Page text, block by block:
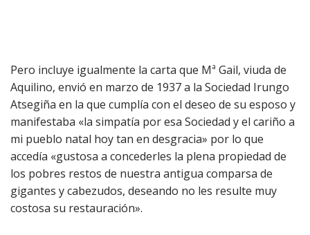
Pero incluye igualmente la carta que Mª Gail, viuda de
Aquilino, envió en marzo de 1937 a la Sociedad Irungo
Atsegiña en la que cumplía con el deseo de su esposo y
manifestaba «la simpatía por esa Sociedad y el cariño a
mi pueblo natal hoy tan en desgracia» por lo que
accedía «gustosa a concederles la plena propiedad de
los pobres restos de nuestra antigua comparsa de
gigantes y cabezudos, deseando no les resulte muy
costosa su restauración».